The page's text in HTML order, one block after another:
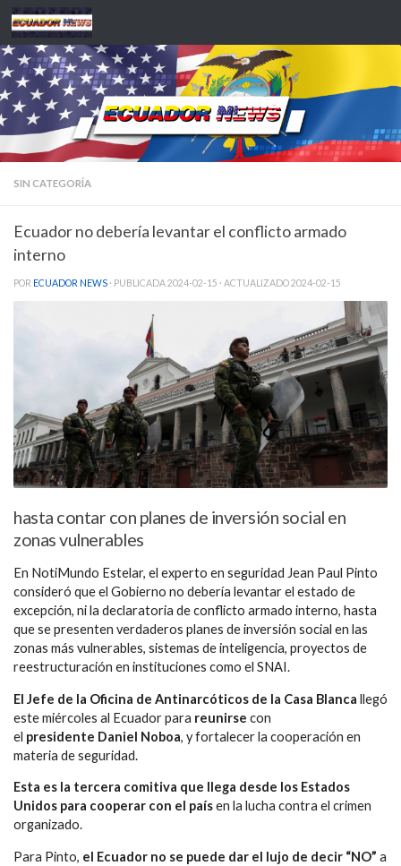
Saltar al contenido
SIN CATEGORÍA
Ecuador no debería levantar el conflicto armado
interno
POR ECUADOR NEWS · PUBLICADA2024-02-15 · ACTUALIZADO2024-02-15
hasta contar con planes de inversión social en
zonas vulnerables
En NotiMundo Estelar, el experto en seguridad Jean Paul Pinto
consideró que el Gobierno no debería levantar el estado de
excepción, ni la declaratoria de conflicto armado interno, hasta
que se presenten verdaderos planes de inversión social en las
zonas más vulnerables, sistemas de inteligencia, proyectos de
reestructuración en instituciones como el SNAI.
El Jefe de la Oficina de Antinarcóticos de la Casa Blanca llegó
este miércoles al Ecuador para reunirse con
el presidente Daniel Noboa, y fortalecer la cooperación en
materia de seguridad.
Esta es la tercera comitiva que llega desde los Estados
Unidos para cooperar con el paísen la lucha contra el crimen
organizado.
Para Pinto, el Ecuador no se puede dar el lujo de decir “NO” a